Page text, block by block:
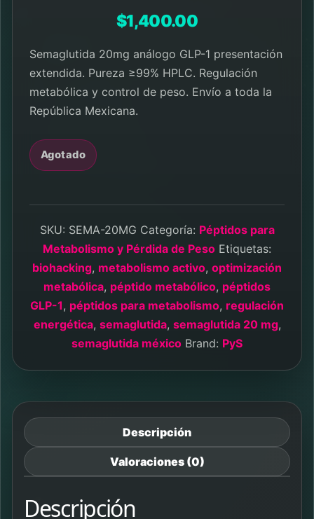
$1,400.00
Semaglutida 20mg análogo GLP-1 presentación
extendida. Pureza ≥99% HPLC. Regulación
metabólica y control de peso. Envío a toda la
República Mexicana.
Agotado
SKU: SEMA-20MG Categoría: Péptidos para
Metabolismo y Pérdida de Peso Etiquetas:
biohacking, metabolismo activo, optimización
metabólica, péptido metabólico, péptidos
GLP-1, péptidos para metabolismo, regulación
energética, semaglutida, semaglutida 20 mg,
semaglutida méxico Brand: PyS
Descripción
Valoraciones (0)
Descripción